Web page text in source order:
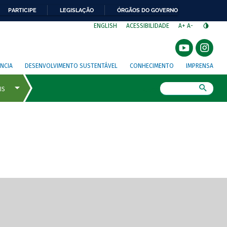
PARTICIPE LEGISLAÇÃO ÓRGÃOS DO GOVERNO
ENGLISH ACESSIBILIDADE A+ A-
DESENVOLVIMENTO SUSTENTÁVEL CONHECIMENTO IMPRENSA
de tela